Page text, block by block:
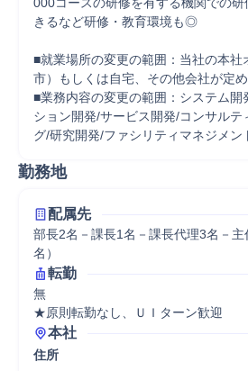
きるなど研修・教育環境も◎
■就業場所の変更の範囲：当社の本社
市）もしくは自宅、その他会社が定
■業務内容の変更の範囲：システム開
ション開発/サービス開発/コンサルテ
グ/研究開発/ファシリティマネジメン
勤務地
配属先
部長2名－課長1名－課長代理3名－
名）
転勤
無
★原則転勤なし、ＵＩターン歓迎
本社
住所